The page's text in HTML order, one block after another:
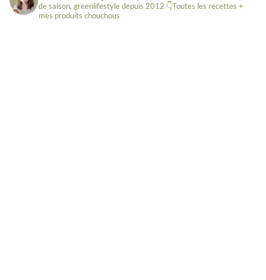
de saison, greenlifestyle depuis 2012 👇Toutes les recettes +
mes produits chouchous